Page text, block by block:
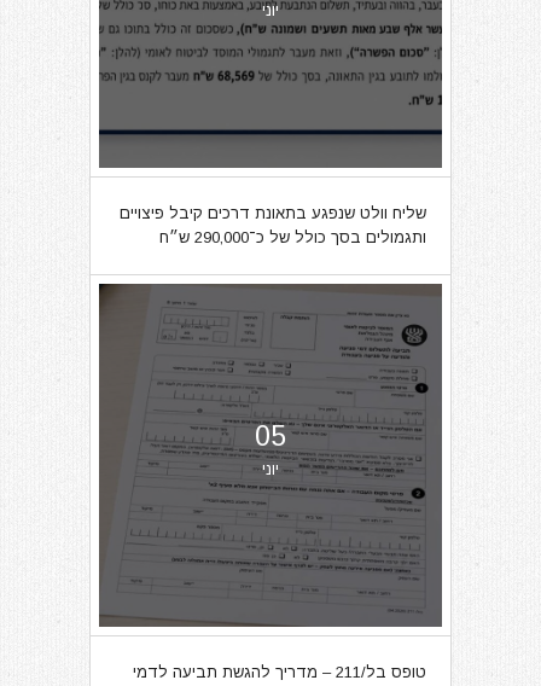
יוני
שליח וולט שנפגע בתאונת דרכים קיבל פיצויים
ותגמולים בסך כולל של כ־290,000 ש״ח
05
יוני
טופס בל/211 – מדריך להגשת תביעה לדמי